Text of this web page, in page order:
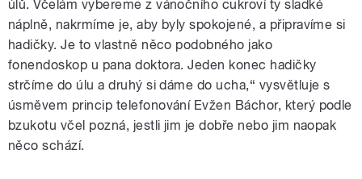
úlů. Včelám vybereme z vánočního cukroví ty sladké
náplně, nakrmíme je, aby byly spokojené, a připravíme si
hadičky. Je to vlastně něco podobného jako
fonendoskop u pana doktora. Jeden konec hadičky
strčíme do úlu a druhý si dáme do ucha,“ vysvětluje s
úsměvem princip telefonování Evžen Báchor, který podle
bzukotu včel pozná, jestli jim je dobře nebo jim naopak
něco schází.